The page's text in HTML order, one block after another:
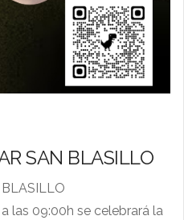
SAN BLASILLO
BLASILLO
las 09:00h se celebrará la